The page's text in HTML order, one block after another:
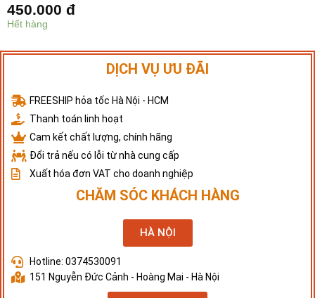
450.000 đ
Hết hàng
DỊCH VỤ ƯU ĐÃI
FREESHIP hỏa tốc Hà Nội - HCM
Thanh toán linh hoạt
Cam kết chất lượng, chính hãng
Đổi trả nếu có lỗi từ nhà cung cấp
Xuất hóa đơn VAT cho doanh nghiệp
CHĂM SÓC KHÁCH HÀNG
HÀ NỘI
Hotline: 0374530091
151 Nguyễn Đức Cảnh - Hoàng Mai - Hà Nội